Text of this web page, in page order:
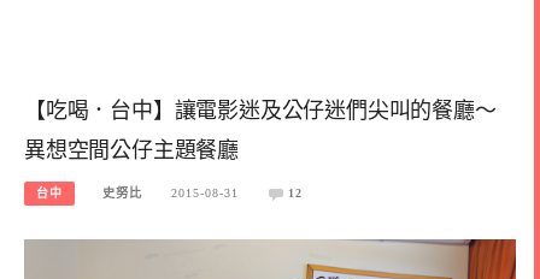
【吃喝．台中】讓電影迷及公仔迷們尖叫的餐廳～
異想空間公仔主題餐廳
台中 史努比 2015-08-31 12